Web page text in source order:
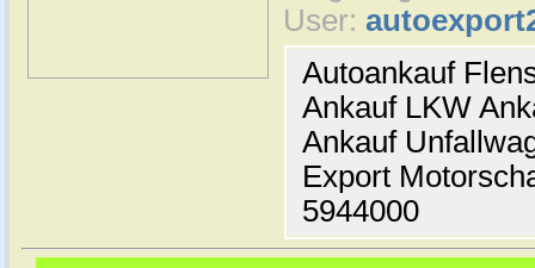
User:
Autoankauf
Ankauf LKW
Ankauf
Export
5944000